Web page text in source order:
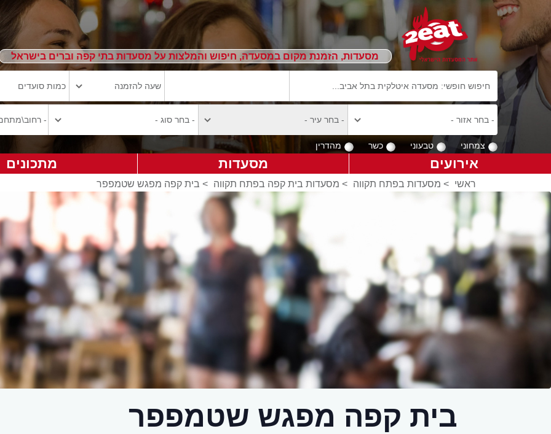
מסעדות, הזמנת מקום במסעדה, חיפוש והמלצות על מסעדות בתי קפה וברים בישראל
צמחוני טבעוני כשר מהדרין
אירועים מסעדות מתכונים
ראשי > מסעדות בפתח תקווה > מסעדות בית קפה בפתח תקווה > בית קפה מפגש שטמפפר
בית קפה מפגש שטמפפר